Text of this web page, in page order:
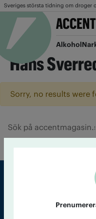
Sveriges största tidning om droger
Alkohol
Hans
Sorry, no results were